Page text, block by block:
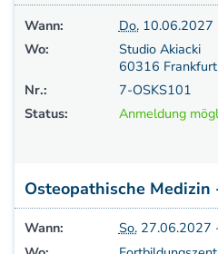
Grundprogramm
Einführung
Counterstrain I
Muskel-Energie
Craniale
Viszerale Ostepathie I
BLT/LAS
Aufbauprogramm
Craniale Osteopathie
Wann: Do.10.06.2027
Wo:
Studio Akiacki
60316 Frankfurt
Nr.:
7-OSKS101
Status:
Anmeldung
Osteopathische Medizin
Wann: So.27.06.2027